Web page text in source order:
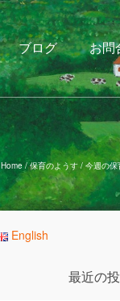
ブログ お問
Home / 保育のようす / 今週の保
English
最近の